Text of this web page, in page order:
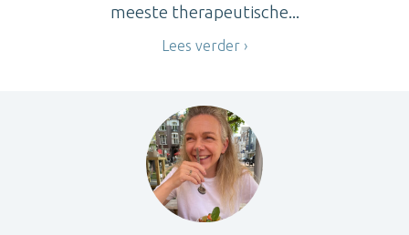
meeste therapeutische...
Lees verder